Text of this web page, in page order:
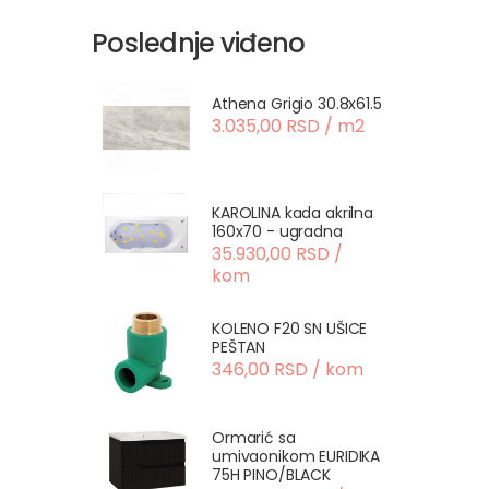
Poslednje viđeno
Athena Grigio 30.8x61.5
3.035,00 RSD / m2
KAROLINA kada akrilna
160x70 - ugradna
35.930,00 RSD /
kom
KOLENO F20 SN UŠICE
PEŠTAN
346,00 RSD / kom
Ormarić sa
umivaonikom EURIDIKA
75H PINO/BLACK